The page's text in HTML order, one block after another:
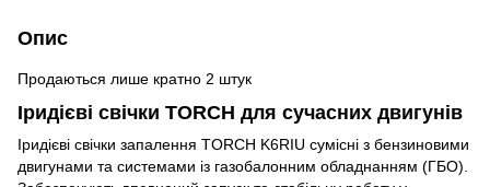
Опис
Продаються лише кратно 2 штук
Іридієві свічки TORCH для сучасних двигунів
Іридієві свічки запалення TORCH K6RIU сумісні з бензиновими
двигунами та системами із газобалонним обладнанням (ГБО).